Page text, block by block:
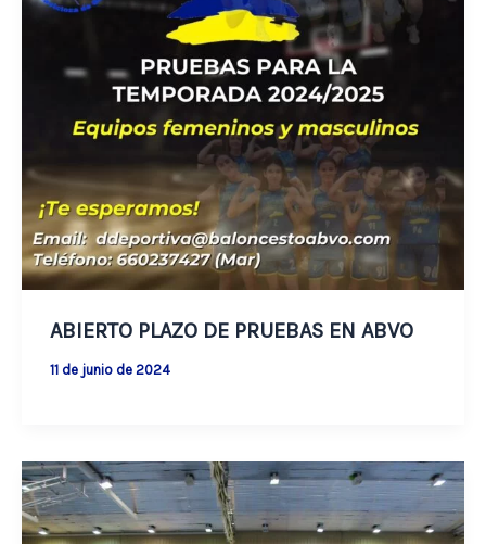
ABIERTO PLAZO DE PRUEBAS EN ABVO
11 de junio de 2024